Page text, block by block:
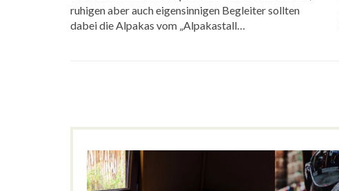
ruhigen aber auch eigensinnigen Begleiter sollten
dabei die Alpakas vom „Alpakastall…